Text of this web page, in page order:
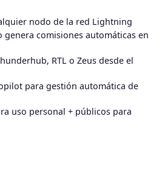
nodo de la red Lightning
genera comisiones automáticas en
RTL o Zeus desde el
para gestión automática de
uso personal + públicos para